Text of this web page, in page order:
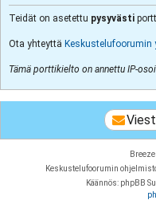
Teidät on asetettu pysyvästi
Ota yhteyttä Keskustelufoorumin
Tämä porttikielto on annettu IP-
Keskustelufoorumin
Käännös: phpBB